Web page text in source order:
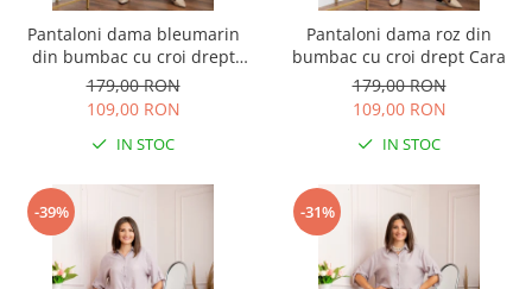
Pantaloni dama bleumarin
din bumbac cu croi drept
Cara
179,00 RON
109,00 RON
IN STOC
Pantaloni dama roz din
bumbac cu croi drept Cara
179,00 RON
109,00 RON
IN STOC
-39% -31%